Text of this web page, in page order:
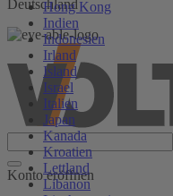
Hong Kong
Indien
Indonesien
Irland
Island
Israel
Italien
Japan
Kanada
Kroatien
Lettland
Libanon
Deutschland
Konto eröffnen